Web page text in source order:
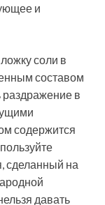
и
соли в
составом
в
содержится
сделанный на
давать